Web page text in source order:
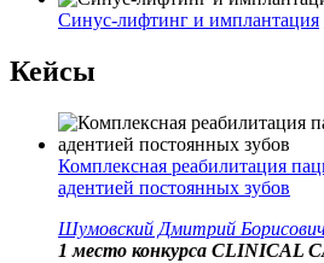
Синус-лифтинг и имплантация
Кейсы
Комплексная реабилитация
адентией постоянных зубов
Шумовский Дмитрий Борисович
1 место конкурса CLINICAL